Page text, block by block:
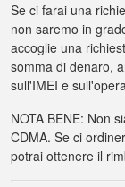
Se ci farai una
non saremo in
accoglie una
somma di denaro,
sull'IMEI e
NOTA BENE: Non
CDMA. Se ci
potrai ottenere il